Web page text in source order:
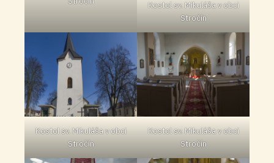
Kostol sv. Mikuláša v obci
Stročín
Kostol sv. Mikuláša v obci
Stročín
Kostol sv. Mikuláša v obci
Stročín